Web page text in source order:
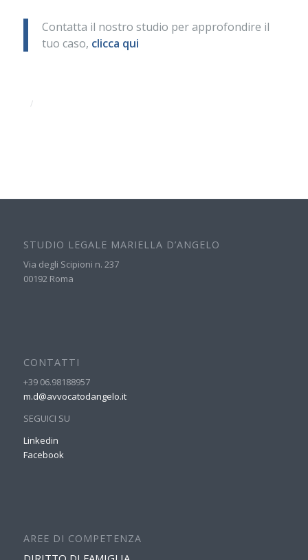
Contatta il nostro studio per approfondire il
tuo caso, clicca qui
/
STUDIO LEGALE MARIELLA D’ANGELO
Via degli Scipioni n. 237
00192 Roma
CONTATTI
+39 06.98188957
m.d@avvocatodangelo.it
SEGUICI SU
Linkedin
Facebook
AREE DI COMPETENZA